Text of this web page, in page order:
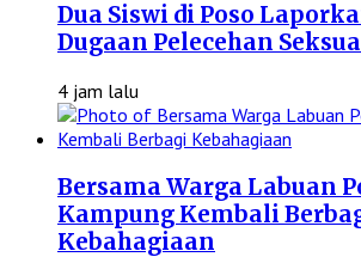
Dua Siswi di Poso
Dugaan Pelecehan
4 jam lalu
Bersama Warga Labuan
Kampung Kembali
Kebahagiaan